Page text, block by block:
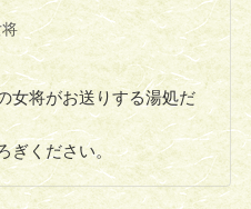
女将がお送りする湯処だ
ぎください。